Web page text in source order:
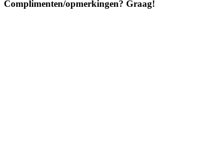
Complimenten/opmerkingen? Graag!